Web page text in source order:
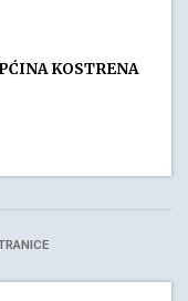
KOSTRENA